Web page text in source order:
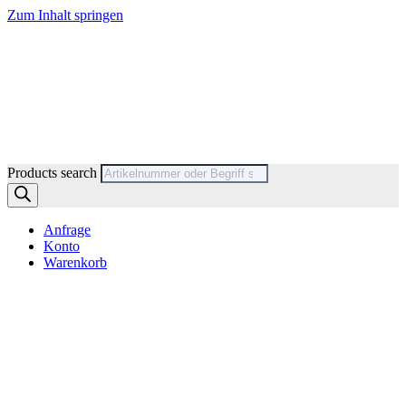
Zum Inhalt springen
Products search
Anfrage
Konto
Warenkorb